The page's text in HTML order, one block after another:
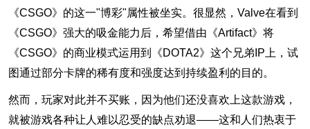
《CSGO》的这一"博彩"属性被坐实。很显然，Valve在看到
《CSGO》强大的吸金能力后，希望借由《Artifact》将
《CSGO》的商业模式运用到《DOTA2》这个兄弟IP上，试
图通过部分卡牌的稀有度和强度达到持续盈利的目的。
然而，玩家对此并不买账，因为他们还没喜欢上这款游戏，
就被游戏各种让人难以忍受的缺点劝退——这和人们热衷于